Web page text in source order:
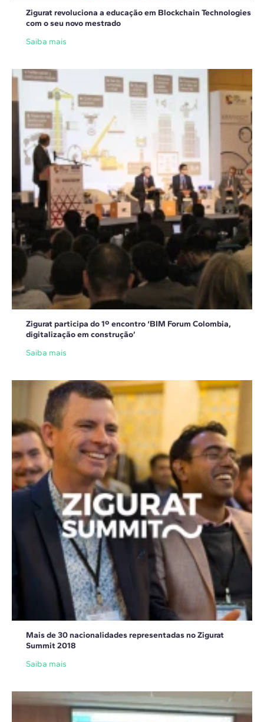
Zigurat revoluciona a educação em Blockchain Technologies
com o seu novo mestrado
Saiba mais
Zigurat participa do 1º encontro ‘BIM Forum Colombia,
digitalização em construção’
Saiba mais
Mais de 30 nacionalidades representadas no Zigurat
Summit 2018
Saiba mais